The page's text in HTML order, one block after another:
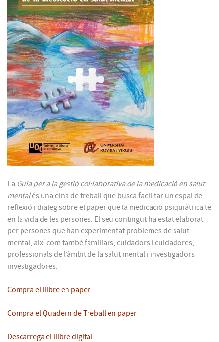
La Guia per a la gestió col·laborativa de la medicació en salut
mentalés una eina de treball que busca facilitar un espai de
reflexió i diàleg sobre el paper que la medicació psiquiàtrica té
en la vida de les persones. El seu contingut ha estat elaborat
per persones que han experimentat problemes de salut
mental, així com també familiars, cuidadors i cuidadores,
professionals de l’àmbit de la salut mental i investigadors i
investigadores.
Compra el llibre en paper
Compra el Quadern de Treball en paper
Descarrega el llibre digital